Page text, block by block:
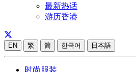
最新热话
游历香港
EN 繁 简 한국어 日本語
时尚服装